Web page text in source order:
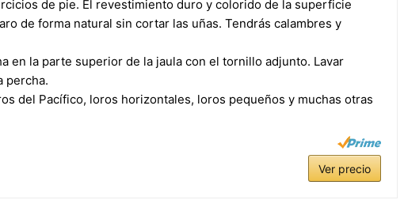
de pie. El revestimiento duro y colorido de la superficie
de forma natural sin cortar las uñas. Tendrás calambres y
en la parte superior de la jaula con el tornillo adjunto. Lavar
percha.
del Pacífico, loros horizontales, loros pequeños y muchas otras
Ver precio